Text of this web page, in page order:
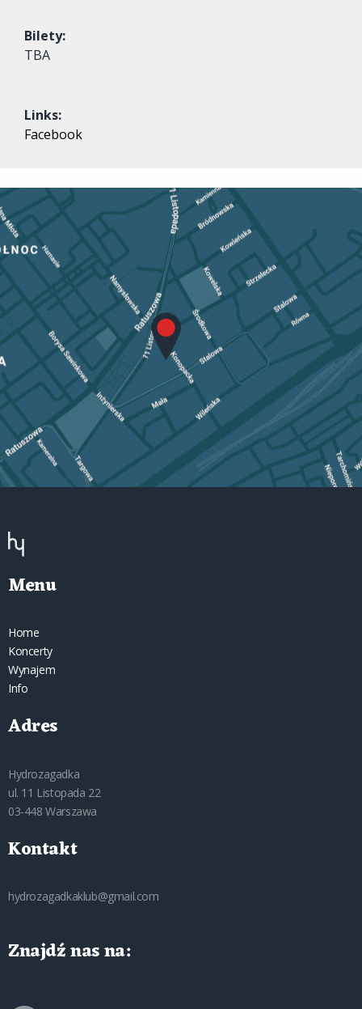
Bilety:
TBA
Links:
Facebook
Menu
Home
Koncerty
Wynajem
Info
Adres
Hydrozagadka
ul. 11 Listopada 22
03-448 Warszawa
Kontakt
hydrozagadkaklub@gmail.com
Znajdź nas na: